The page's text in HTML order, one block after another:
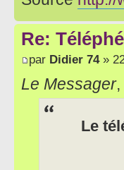
Re:
par Didier 74»
Le Messager,
Le